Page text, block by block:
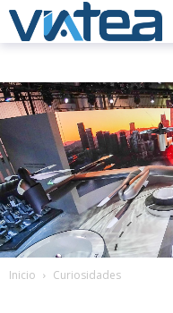
Inicio Curiosidades